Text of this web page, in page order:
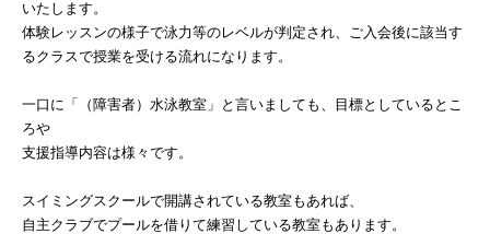
いたします。
体験レッスンの様子で泳力等のレベルが判定され、ご入会後に該当す
るクラスで授業を受ける流れになります。
一口に「（障害者）水泳教室」と言いましても、目標としているとこ
ろや
支援指導内容は様々です。
スイミングスクールで開講されている教室もあれば、
自主クラブでプールを借りて練習している教室もあります。